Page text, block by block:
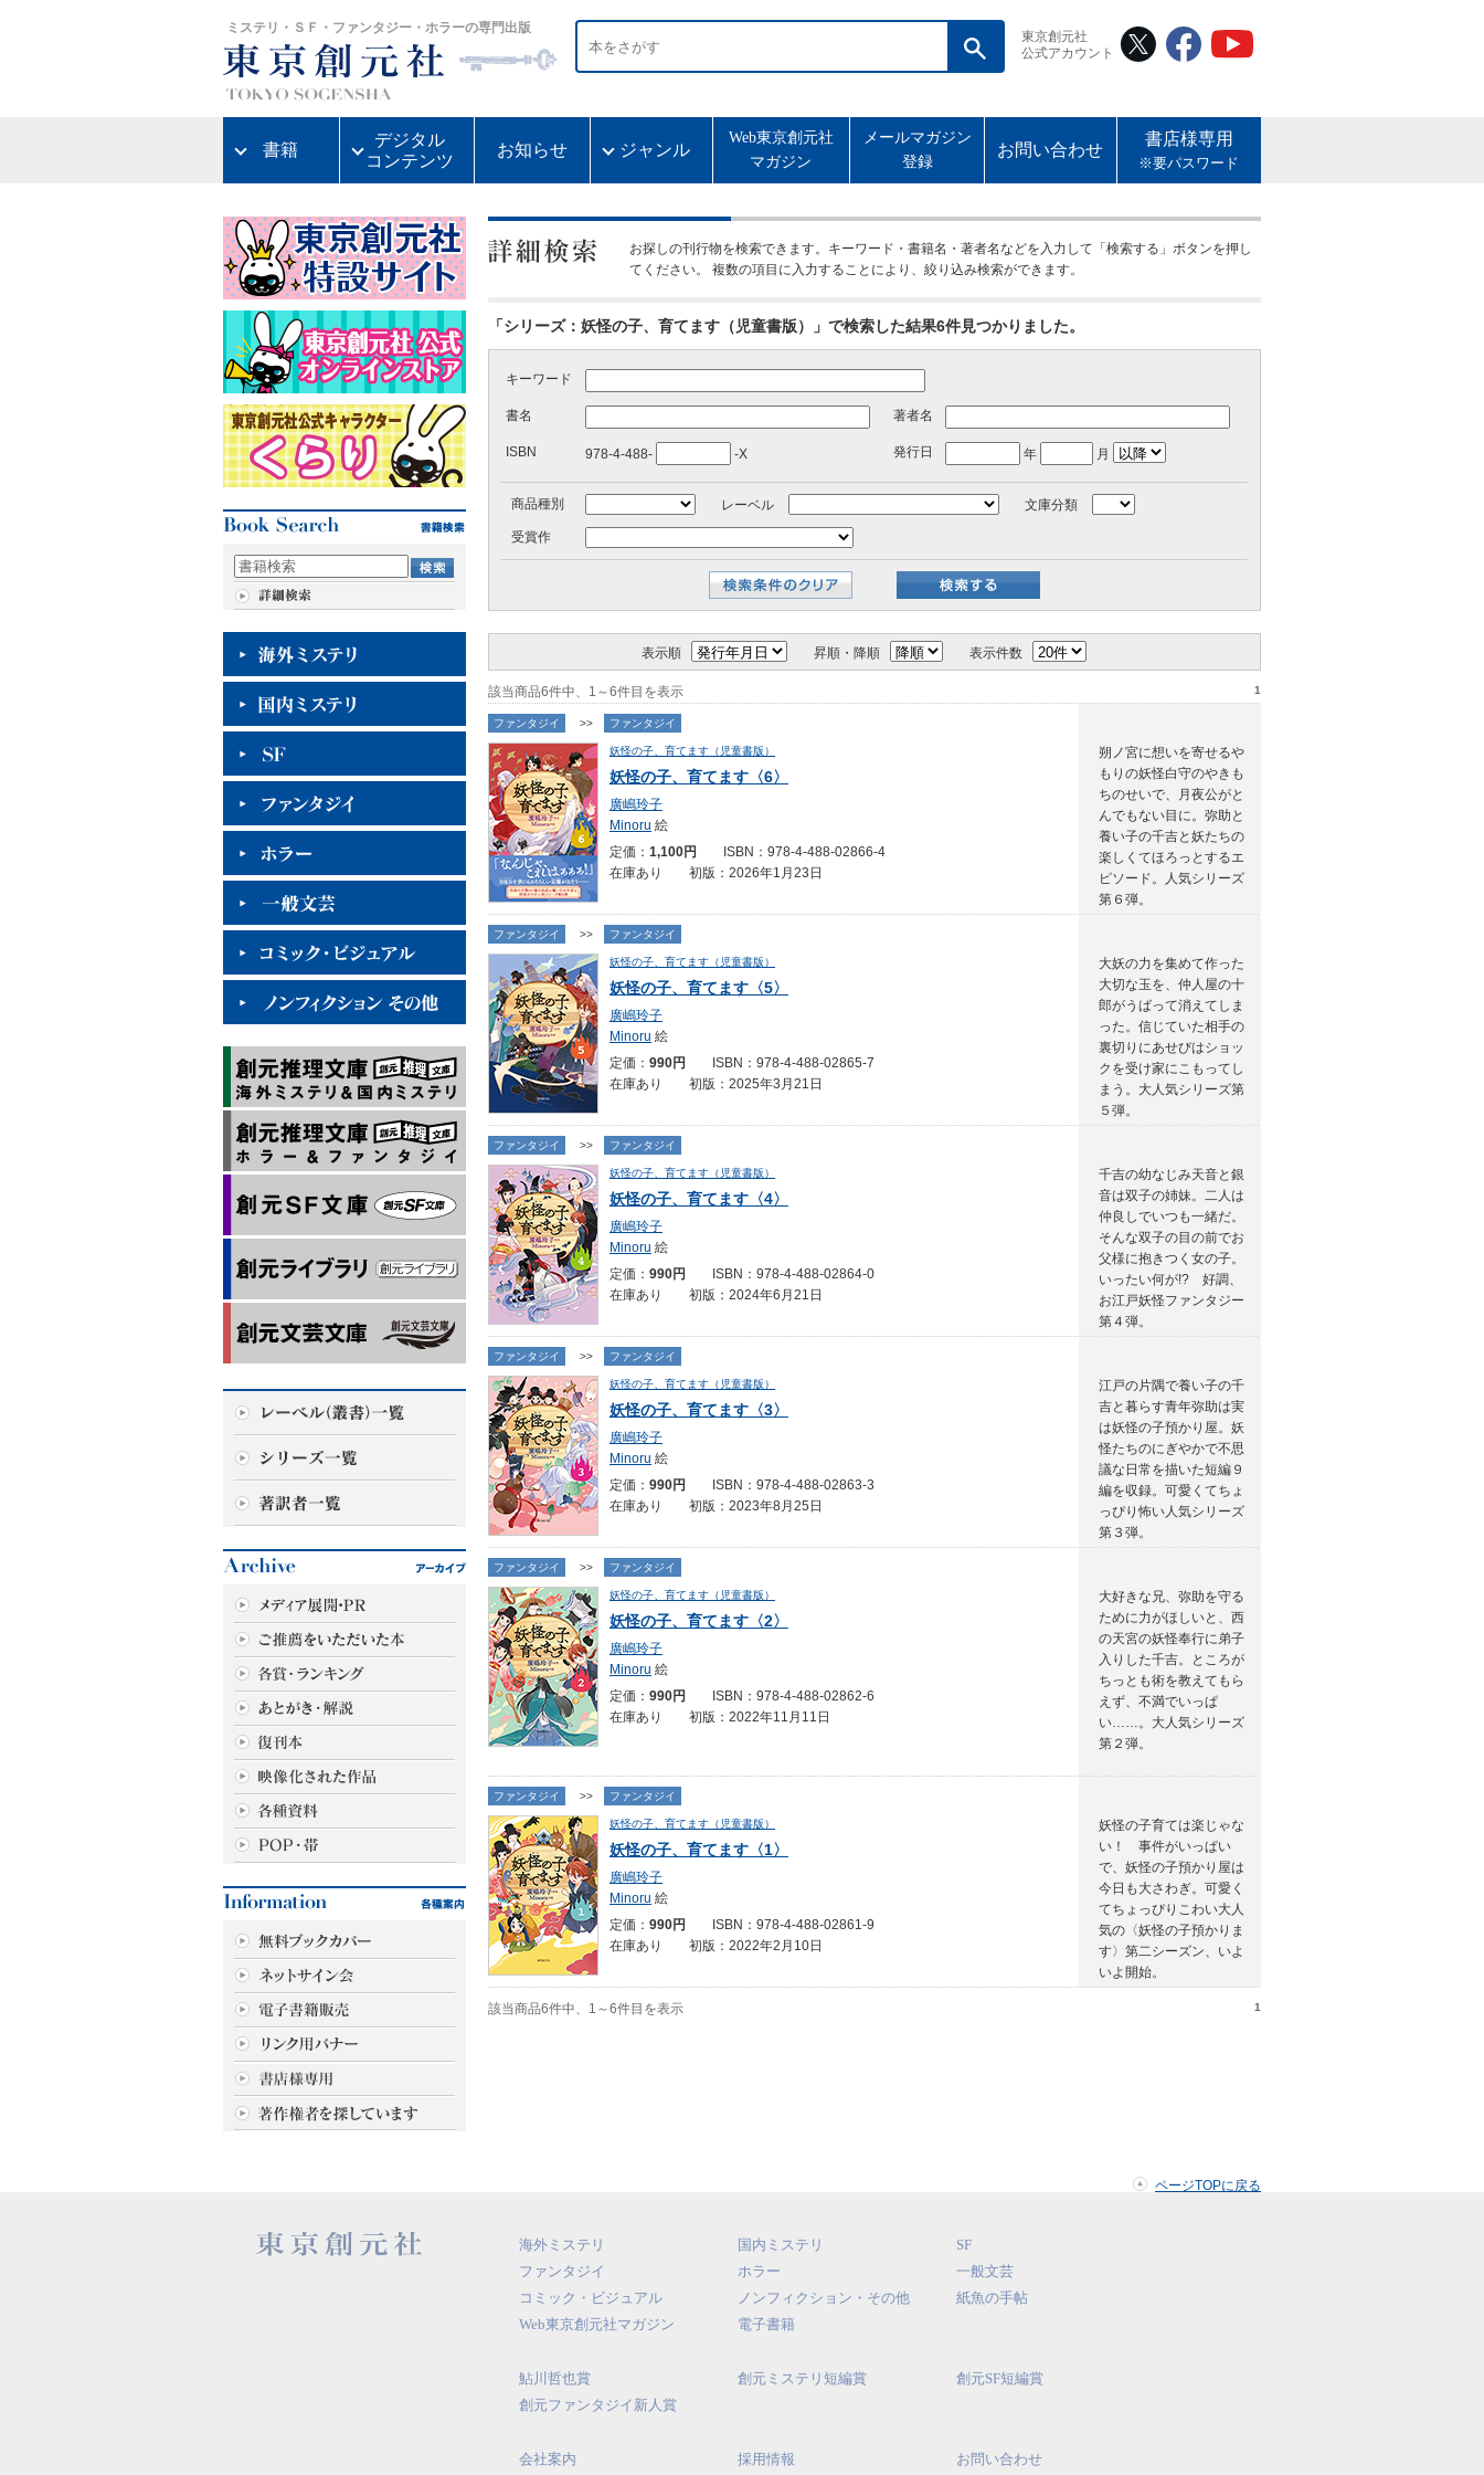
ミステリ・ＳＦ・ファンタジー・ホラーの専門出版
東京創元社
公式アカウント
書籍
デジタル
コンテンツ
お知らせ ジャンル
Web東京創元社
マガジン
メールマガジン
登録
お問い合わせ
書店様専用
※要パスワード
お探しの刊行物を検索できます。キーワード・書籍名・著者名などを入力して「検索する」ボタンを押し
てください。 複数の項目に入力することにより、絞り込み検索ができます。
「シリーズ：妖怪の子、育てます（児童書版）」で検索した結果6件見つかりました。
キーワード
書名 著者名
ISBN 978-4-488- -X 発行日 年 月
商品種別 レーベル 文庫分類
受賞作
表示順 昇順・降順 表示件数
該当商品6件中、1～6件目を表示 1
ファンタジイ >> ファンタジイ
妖怪の子、育てます（児童書版）
妖怪の子、育てます〈6〉
廣嶋玲子
Minoru 絵
定価： 1,100円
ISBN：978-4-488-02866-4
在庫あり 初版：2026年1月23日
朔ノ宮に想いを寄せるや
もりの妖怪白守のやきも
ちのせいで、月夜公がと
んでもない目に。弥助と
養い子の千吉と妖たちの
楽しくてほろっとするエ
ピソード。人気シリーズ
第６弾。
ファンタジイ >> ファンタジイ
妖怪の子、育てます（児童書版）
妖怪の子、育てます〈5〉
廣嶋玲子
Minoru 絵
定価： 990円
ISBN：978-4-488-02865-7
在庫あり 初版：2025年3月21日
大妖の力を集めて作った
大切な玉を、仲人屋の十
郎がうばって消えてしま
った。信じていた相手の
裏切りにあせびはショッ
クを受け家にこもってし
まう。大人気シリーズ第
５弾。
ファンタジイ >> ファンタジイ
妖怪の子、育てます（児童書版）
妖怪の子、育てます〈4〉
廣嶋玲子
Minoru 絵
定価： 990円
ISBN：978-4-488-02864-0
在庫あり 初版：2024年6月21日
千吉の幼なじみ天音と銀
音は双子の姉妹。二人は
仲良しでいつも一緒だ。
そんな双子の目の前でお
父様に抱きつく女の子。
いったい何が!? 好調、
お江戸妖怪ファンタジー
第４弾。
ファンタジイ >> ファンタジイ
妖怪の子、育てます（児童書版）
妖怪の子、育てます〈3〉
廣嶋玲子
Minoru 絵
定価： 990円
ISBN：978-4-488-02863-3
在庫あり 初版：2023年8月25日
江戸の片隅で養い子の千
吉と暮らす青年弥助は実
は妖怪の子預かり屋。妖
怪たちのにぎやかで不思
議な日常を描いた短編９
編を収録。可愛くてちょ
っぴり怖い人気シリーズ
第３弾。
ファンタジイ >> ファンタジイ
妖怪の子、育てます（児童書版）
妖怪の子、育てます〈2〉
廣嶋玲子
Minoru 絵
定価： 990円
ISBN：978-4-488-02862-6
在庫あり 初版：2022年11月11日
大好きな兄、弥助を守る
ために力がほしいと、西
の天宮の妖怪奉行に弟子
入りした千吉。ところが
ちっとも術を教えてもら
えず、不満でいっぱ
い……。大人気シリーズ
第２弾。
ファンタジイ >> ファンタジイ
妖怪の子、育てます（児童書版）
妖怪の子、育てます〈1〉
廣嶋玲子
Minoru 絵
定価： 990円
ISBN：978-4-488-02861-9
在庫あり 初版：2022年2月10日
妖怪の子育ては楽じゃな
い！ 事件がいっぱい
で、妖怪の子預かり屋は
今日も大さわぎ。可愛く
てちょっぴりこわい大人
気の〈妖怪の子預かりま
す〉第二シーズン、いよ
いよ開始。
該当商品6件中、1～6件目を表示 1
ページTOPに戻る
海外ミステリ 国内ミステリ
SF
ファンタジイ
ホラー
一般文芸
コミック・ビジュアル
ノンフィクション・その他
紙魚の手帖
Web東京創元社マガジン
電子書籍
鮎川哲也賞 創元ミステリ短編賞
創元SF短編賞
創元ファンタジイ新人賞
会社案内 採用情報 お問い合わせ